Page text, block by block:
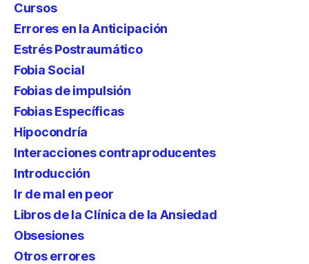
Cursos
Errores en la Anticipación
Estrés Postraumático
Fobia Social
Fobias de impulsión
Fobias Específicas
Hipocondría
Interacciones contraproducentes
Introducción
Ir de mal en peor
Libros de la Clínica de la Ansiedad
Obsesiones
Otros errores